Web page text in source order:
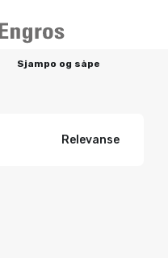
Sjampo og såpe
Relevanse